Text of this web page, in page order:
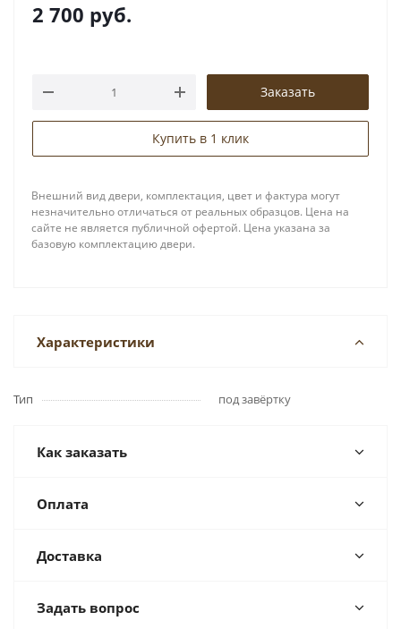
2 700 руб.
Заказать
Купить в 1 клик
Внешний вид двери, комплектация, цвет и фактура могут
незначительно отличаться от реальных образцов. Цена на
сайте не является публичной офертой. Цена указана за
базовую комплектацию двери.
Характеристики
Тип под завёртку
Как заказать
Оплата
Доставка
Задать вопрос